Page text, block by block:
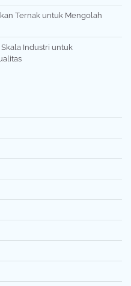
Ternak untuk Mengolah
Industri untuk